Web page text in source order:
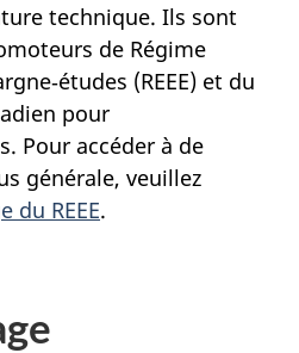
technique. Ils sont
de Régime
(REEE) et du
pour
Pour accéder à de
générale, veuillez
du REEE.